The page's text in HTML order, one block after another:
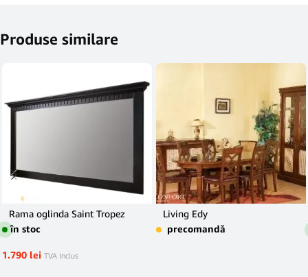
Produse similare
Rama oglinda Saint Tropez
în stoc
1.790 lei TVA Inclus
Living Edy
precomandă